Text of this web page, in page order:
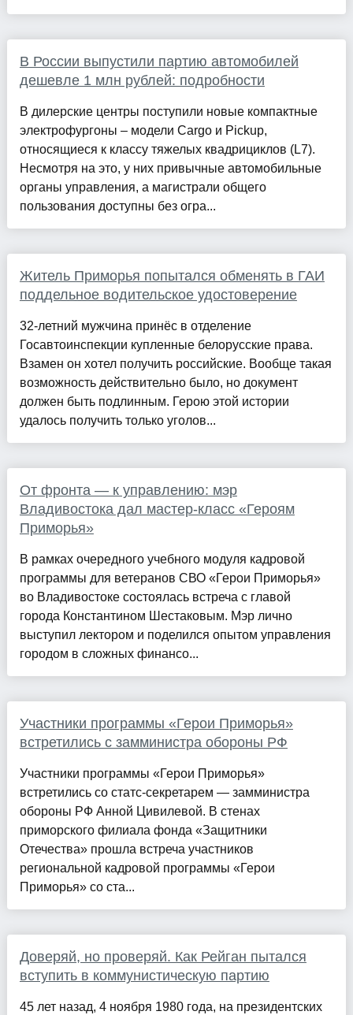
В России выпустили партию автомобилей
дешевле 1 млн рублей: подробности
В дилерские центры поступили новые компактные
электрофургоны – модели Cargo и Pickup,
относящиеся к классу тяжелых квадрициклов (L7).
Несмотря на это, у них привычные автомобильные
органы управления, а магистрали общего
пользования доступны без огра...
Житель Приморья попытался обменять в ГАИ
поддельное водительское удостоверение
32-летний мужчина принёс в отделение
Госавтоинспекции купленные белорусские права.
Взамен он хотел получить российские. Вообще такая
возможность действительно было, но документ
должен быть подлинным. Герою этой истории
удалось получить только уголов...
От фронта — к управлению: мэр
Владивостока дал мастер-класс «Героям
Приморья»
В рамках очередного учебного модуля кадровой
программы для ветеранов СВО «Герои Приморья»
во Владивостоке состоялась встреча с главой
города Константином Шестаковым. Мэр лично
выступил лектором и поделился опытом управления
городом в сложных финансо...
Участники программы «Герои Приморья»
встретились с замминистра обороны РФ
Участники программы «Герои Приморья»
встретились со статс-секретарем — замминистра
обороны РФ Анной Цивилевой. В стенах
приморского филиала фонда «Защитники
Отечества» прошла встреча участников
региональной кадровой программы «Герои
Приморья» со ста...
Доверяй, но проверяй. Как Рейган пытался
вступить в коммунистическую партию
45 лет назад, 4 ноября 1980 года, на президентских